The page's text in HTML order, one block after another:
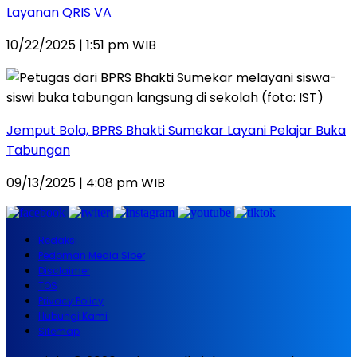
Layanan QRIS VA
10/22/2025 | 1:51 pm WIB
Jemput Bola, BPRS Bhakti Sumekar Layani Pelajar Buka
Tabungan
09/13/2025 | 4:08 pm WIB
Redaksi
Pedoman Media Siber
Disclaimer
TOS
Privacy Policy
Hubungi Kami
Sitemap